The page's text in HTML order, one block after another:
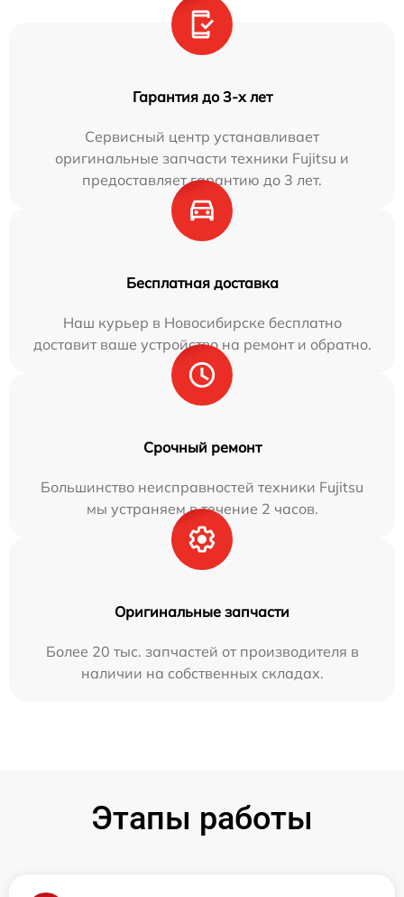
Гарантия до 3-х лет
Сервисный центр устанавливает
оригинальные запчасти техники Fujitsu и
предоставляет гарантию до 3 лет.
Бесплатная доставка
Наш курьер в Новосибирске бесплатно
доставит ваше устройство на ремонт и обратно.
Срочный ремонт
Большинство неисправностей техники Fujitsu
мы устраняем в течение 2 часов.
Оригинальные запчасти
Более 20 тыс. запчастей от производителя в
наличии на собственных складах.
Этапы работы